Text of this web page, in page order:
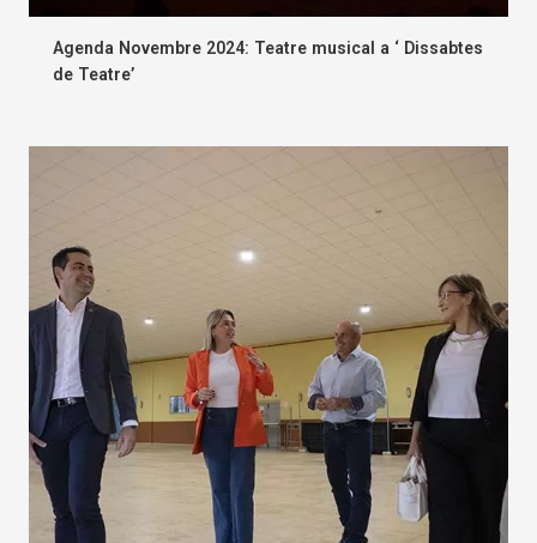
Agenda Novembre 2024: Teatre musical a ‘ Dissabtes
de Teatre’